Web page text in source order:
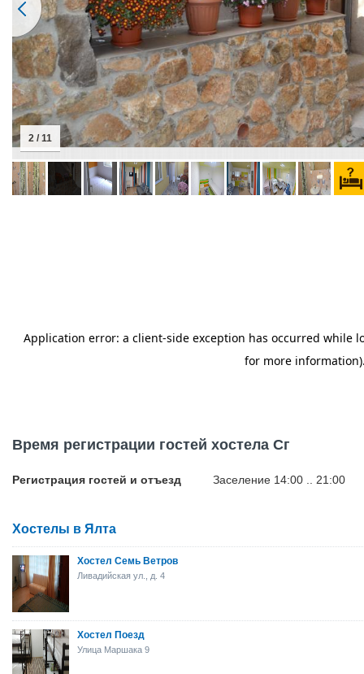
2 / 11
Время регистрации гостей хостела Сг
Регистрация гостей и отъезд Заселение 14:00 .. 21:00
Хостелы в Ялта
Хостел Семь Ветров
Ливадийская ул., д. 4
Хостел Поезд
Улица Маршака 9